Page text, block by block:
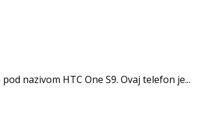
nazivom HTC One S9. Ovaj telefon je...